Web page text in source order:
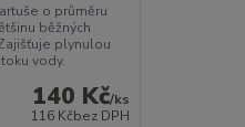
o průměru
běžných
plynulou
vody.
140 Kč/ks
116 Kčbez DPH